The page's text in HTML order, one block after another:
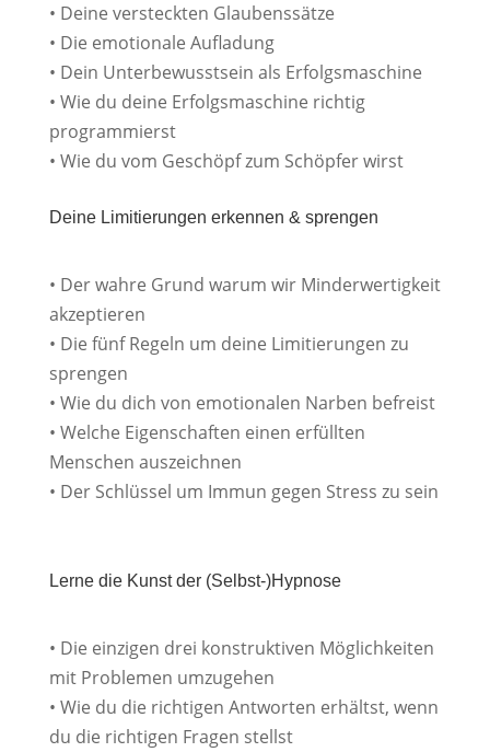
• Deine versteckten Glaubenssätze
• Die emotionale Aufladung
• Dein Unterbewusstsein als Erfolgsmaschine
• Wie du deine Erfolgsmaschine richtig
programmierst
• Wie du vom Geschöpf zum Schöpfer wirst
Deine Limitierungen erkennen & sprengen
• Der wahre Grund warum wir Minderwertigkeit
akzeptieren
• Die fünf Regeln um deine Limitierungen zu
sprengen
• Wie du dich von emotionalen Narben befreist
• Welche Eigenschaften einen erfüllten
Menschen auszeichnen
• Der Schlüssel um Immun gegen Stress zu sein
Lerne die Kunst der (Selbst-)Hypnose
• Die einzigen drei konstruktiven Möglichkeiten
mit Problemen umzugehen
• Wie du die richtigen Antworten erhältst, wenn
du die richtigen Fragen stellst